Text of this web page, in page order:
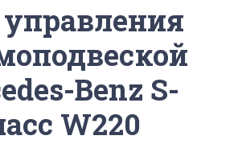
Benz S-
W220